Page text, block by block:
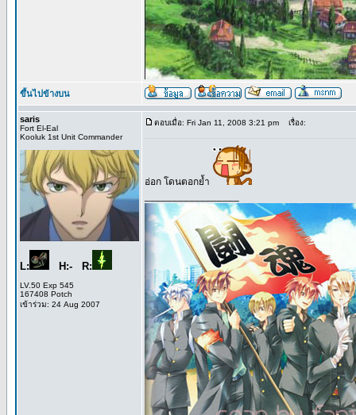
ขึ้นไปข้างบน
saris
Fort El-Eal
Kooluk 1st Unit Commander
L: H:- R:
LV.50 Exp 545
167408 Potch
เข้าร่วม: 24 Aug 2007
ตอบเมื่อ: Fri Jan 11, 2008 3:21 pm เรื่อง:
อ่อก โดนตอกย้ำ